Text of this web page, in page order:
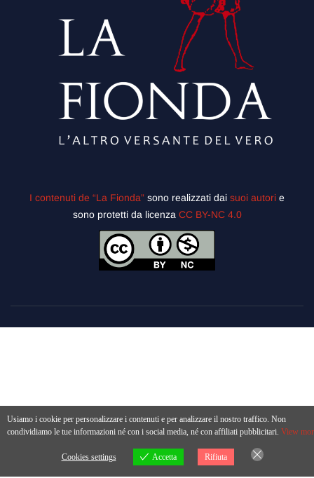
I contenuti de “La Fionda” sono realizzati dai suoi autori e
sono protetti da licenza CC BY-NC 4.0
Usiamo i cookie per personalizzare i contenuti e per analizzare il nostro traffico. Non
condividiamo le tue informazioni né con i social media, né con affiliati pubblicitari. View
Cookies settings Accetta Rifiuta